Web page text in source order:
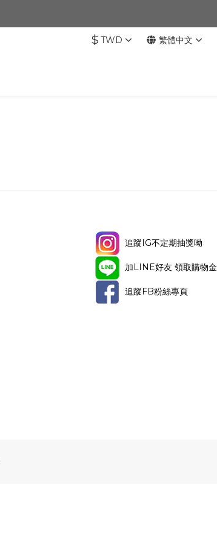
$ TWD 繁體中文
追蹤IG不定期抽獎呦
加LINE好友 領取購物金
追蹤FB粉絲專頁